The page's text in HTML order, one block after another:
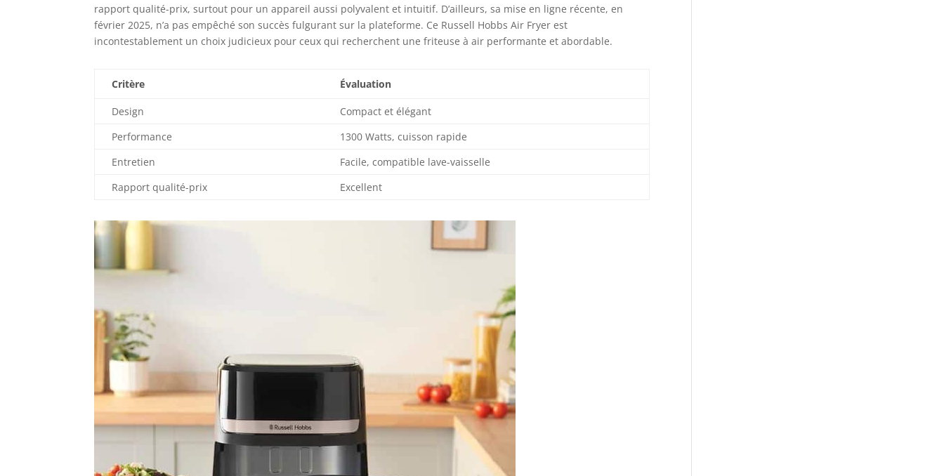
rapport qualité-prix, surtout pour un appareil aussi polyvalent et intuitif. D’ailleurs, sa mise en ligne récente, en
février 2025, n’a pas empêché son succès fulgurant sur la plateforme. Ce Russell Hobbs Air Fryer est
incontestablement un choix judicieux pour ceux qui recherchent une friteuse à air performante et abordable.
Critère Évaluation
Design
Compact et élégant
Performance
1300 Watts, cuisson rapide
Entretien
Facile, compatible lave-vaisselle
Rapport qualité-prix
Excellent